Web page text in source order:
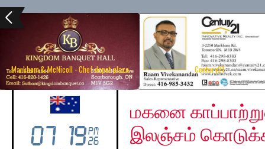
Markham & McNicoll - Chef depot plaza Century21
Australia (Sydney) Wednesday, January
மகனை
இலஞ்சம்